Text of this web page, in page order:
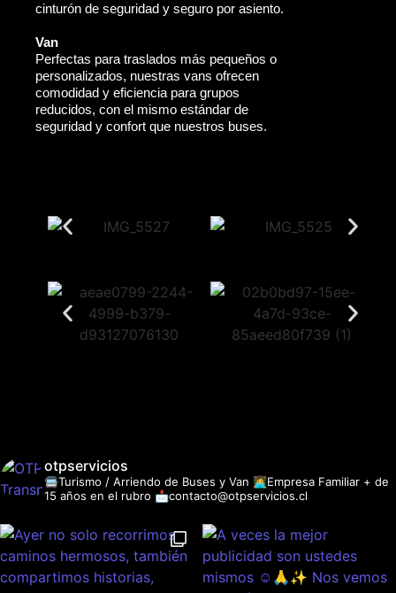
cinturón de seguridad y seguro por asiento.
Van
Perfectas para traslados más pequeños o
personalizados, nuestras vans ofrecen
comodidad y eficiencia para grupos
reducidos, con el mismo estándar de
seguridad y confort que nuestros buses.
otpservicios
🚍Turismo / Arriendo de Buses y Van 👩‍💻Empresa Familiar + de
15 años en el rubro 📩contacto@otpservicios.cl